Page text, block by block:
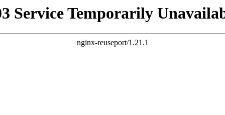
Service Temporarily
nginx-reuseport/1.21.1